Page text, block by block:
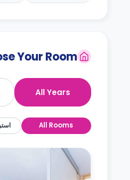
Your Room
All Years
All Rooms